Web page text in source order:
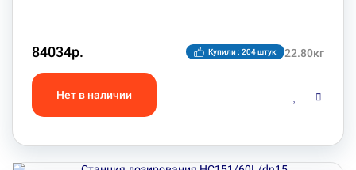
22.80кг
84034р. Купили : 204 штук